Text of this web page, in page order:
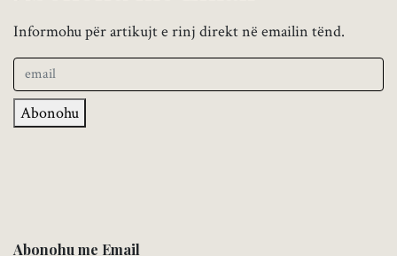
Informohu për artikujt e rinj direkt në emailin tënd.
Abonohu
Abonohu me Email